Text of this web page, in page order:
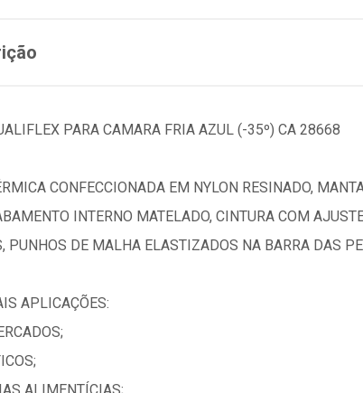
PARA CAMARA FRIA AZUL (-35º) CA 28668
CONFECCIONADA EM NYLON RESINADO,
INTERNO MATELADO, CINTURA COM
PUNHOS DE MALHA ELASTIZADOS NA BARRA DAS
APLICAÇÕES: